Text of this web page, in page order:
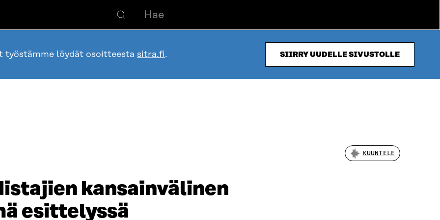
työstämme löydät osoitteesta sitra.fi. SIIRRY UUDELLE SIVUSTOLLE
KUUNTELE
kansainvälinen
esittelyssä